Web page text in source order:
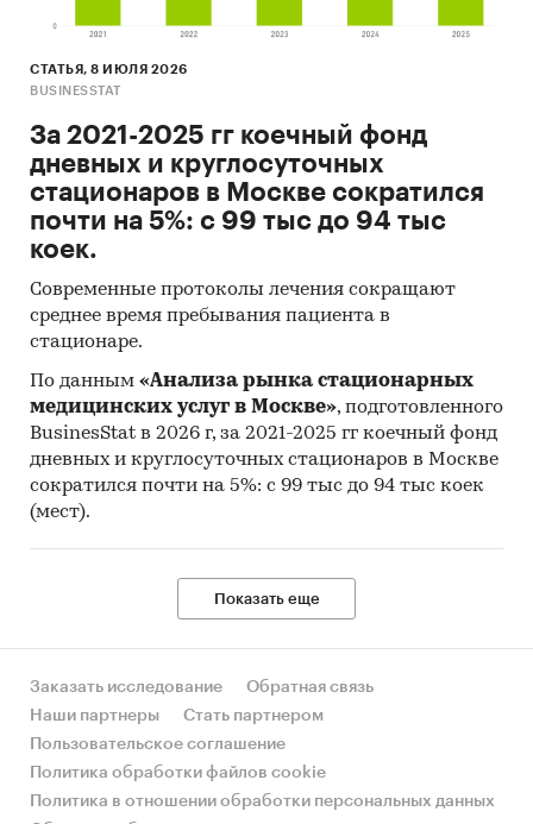
СТАТЬЯ, 8 ИЮЛЯ 2026
BUSINESSTAT
За 2021-2025 гг коечный фонд
дневных и круглосуточных
стационаров в Москве сократился
почти на 5%: с 99 тыс до 94 тыс
коек.
Современные протоколы лечения сокращают
среднее время пребывания пациента в
стационаре.
По данным «Анализа рынка стационарных
медицинских услуг в Москве», подготовленного
BusinesStat в 2026 г, за 2021-2025 гг коечный фонд
дневных и круглосуточных стационаров в Москве
сократился почти на 5%: с 99 тыс до 94 тыс коек
(мест).
Показать еще
Заказать исследование
Обратная связь
Наши партнеры
Стать партнером
Пользовательское соглашение
Политика обработки файлов cookie
Политика в отношении обработки персональных данных